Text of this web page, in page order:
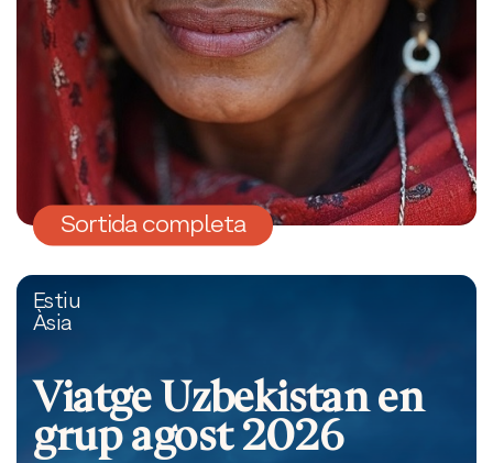
Sortida completa
Estiu
Àsia
Viatge Uzbekistan en
grup agost 2026